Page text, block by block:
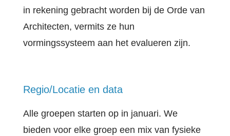
in rekening gebracht worden bij de Orde van
Architecten, vermits ze hun
vormingssysteem aan het evalueren zijn.
Regio/Locatie en data
Alle groepen starten op in januari. We
bieden voor elke groep een mix van fysieke